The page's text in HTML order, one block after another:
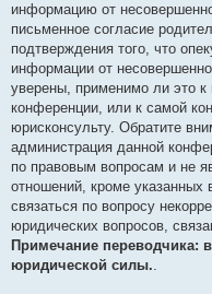
информацию от
письменное согласие
подтверждения того, что
информации от
уверены, применимо ли это
конференции, или к самой
юрисконсульту. Обратите
администрация данной
по правовым вопросам и не
отношений, кроме указанных
связаться по вопросу
юридических вопросов,
Примечание переводчика:
юридической силы..